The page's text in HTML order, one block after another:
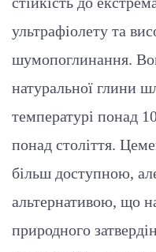
ультрафіолету та
шумопоглинання.
натуральної глини
температурі понад
понад століття.
більш доступною,
альтернативою, що
природного